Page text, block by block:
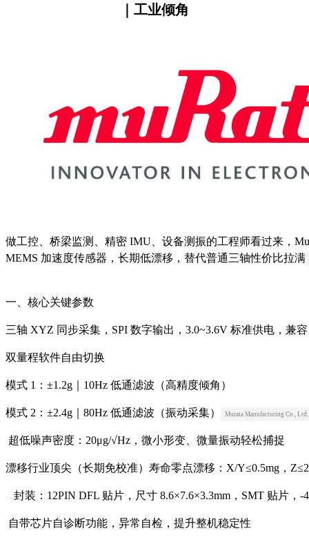
｜工业倾角
做工控、桥梁监测、精密 IMU、设备测振的工程师看过来，
MEMS 加速度传感器，长期低漂移，替代普通三轴性价比拉满
一、核心关键参数
三轴 XYZ 同步采集，SPI 数字输出 ，3.0~3.6V 标准供电，兼
双量程软件自由切换
模式 1：±1.2g｜10Hz 低通滤波（高精度倾角）
模式 2：±2.4g｜80Hz 低通滤波（振动采集） Murata Manufacturing Co., Ltd.
超低噪声密度：20μg/√Hz ，微小形变、微量振动轻松捕捉
漂移行业顶尖（长期免校准） 寿命零点漂移：X/Y≤0.5mg，
封装：12PIN DFL 贴片，尺寸 8.6×7.6×3.3mm，SMT 贴片
自带芯片自诊断功能，异常自检，提升整机稳定性